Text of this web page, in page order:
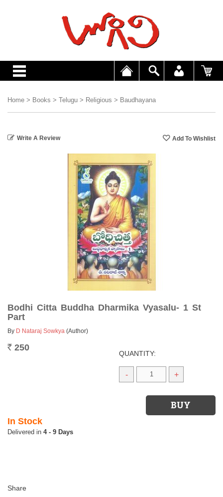
Home > Books > Telugu > Religious > Baudhayana
Write A Review
Bodhi Citta Buddha Dharmika Vyasalu- 1 St
Part
By D Nataraj Sowkya (Author)
Rs. 250
QUANTITY:
- +
In Stock
4 - 9 Days